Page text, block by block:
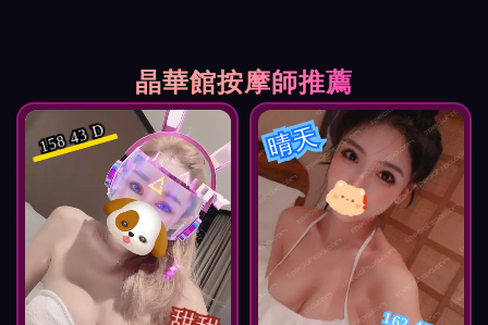
晶華館按摩師推薦
158 43 D 晴天